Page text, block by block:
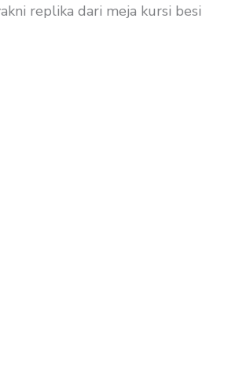
replika dari meja kursi besi